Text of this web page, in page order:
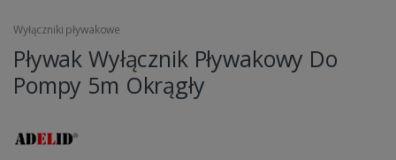
Wyłączniki pływakowe
Pływak Wyłącznik Pływakowy Do
Pompy 5m Okrągły